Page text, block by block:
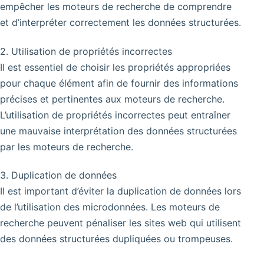
empêcher les moteurs de recherche de comprendre
et d’interpréter correctement les données structurées.
2. Utilisation de propriétés incorrectes
Il est essentiel de choisir les propriétés appropriées
pour chaque élément afin de fournir des informations
précises et pertinentes aux moteurs de recherche.
L’utilisation de propriétés incorrectes peut entraîner
une mauvaise interprétation des données structurées
par les moteurs de recherche.
3. Duplication de données
Il est important d’éviter la duplication de données lors
de l’utilisation des microdonnées. Les moteurs de
recherche peuvent pénaliser les sites web qui utilisent
des données structurées dupliquées ou trompeuses.